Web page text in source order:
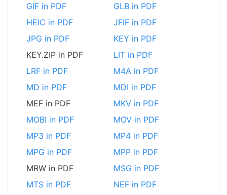
GIF in PDF
GLB in PDF
HEIC in PDF
JFIF in PDF
JPG in PDF
KEY in PDF
KEY.ZIP in PDF
LIT in PDF
LRF in PDF
M4A in PDF
MD in PDF
MDI in PDF
MEF in PDF
MKV in PDF
MOBI in PDF
MOV in PDF
MP3 in PDF
MP4 in PDF
MPG in PDF
MPP in PDF
MRW in PDF
MSG in PDF
MTS in PDF
NEF in PDF